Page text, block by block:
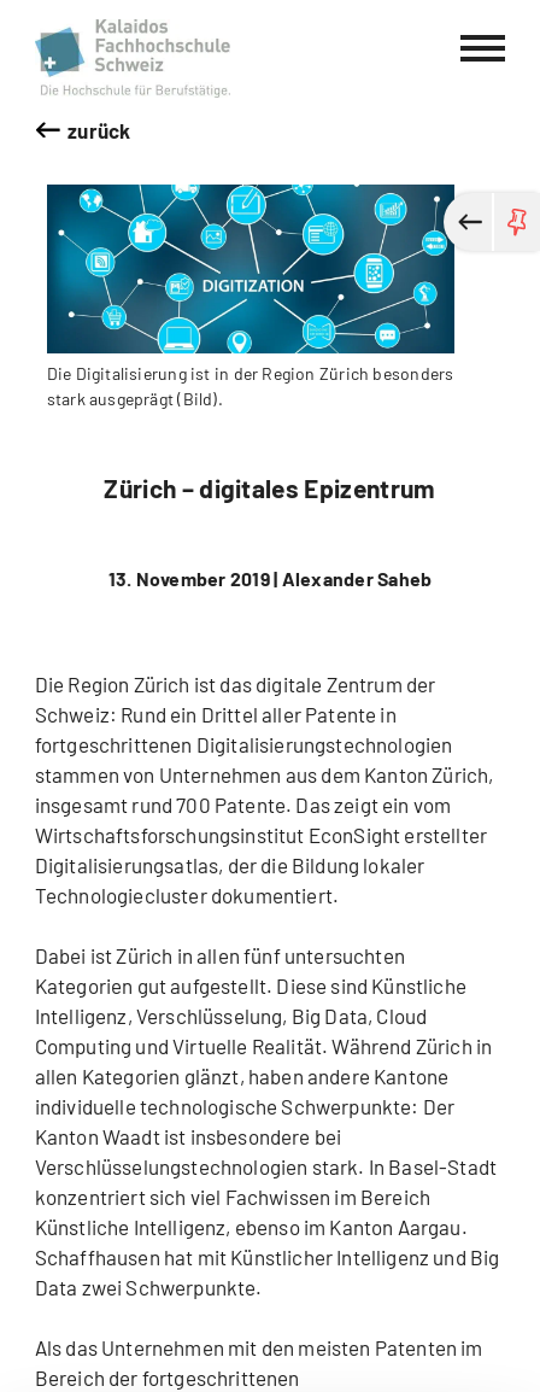
Kalaidos Fachhochschule Schweiz
zurück
Die Digitalisierung ist in der Region Zürich besonders
stark ausgeprägt (Bild).
Zürich – digitales Epizentrum
13. November 2019 | Alexander Saheb
Die Region Zürich ist das digitale Zentrum der
Schweiz: Rund ein Drittel aller Patente in
fortgeschrittenen Digitalisierungstechnologien
stammen von Unternehmen aus dem Kanton Zürich,
insgesamt rund 700 Patente. Das zeigt ein vom
Wirtschaftsforschungsinstitut EconSight erstellter
Digitalisierungsatlas, der die Bildung lokaler
Technologiecluster dokumentiert.
Dabei ist Zürich in allen fünf untersuchten
Kategorien gut aufgestellt. Diese sind Künstliche
Intelligenz, Verschlüsselung, Big Data, Cloud
Computing und Virtuelle Realität. Während Zürich in
allen Kategorien glänzt, haben andere Kantone
individuelle technologische Schwerpunkte: Der
Kanton Waadt ist insbesondere bei
Verschlüsselungstechnologien stark. In Basel-Stadt
konzentriert sich viel Fachwissen im Bereich
Künstliche Intelligenz, ebenso im Kanton Aargau.
Schaffhausen hat mit Künstlicher Intelligenz und Big
Data zwei Schwerpunkte.
Als das Unternehmen mit den meisten Patenten im
Bereich der fortgeschrittenen